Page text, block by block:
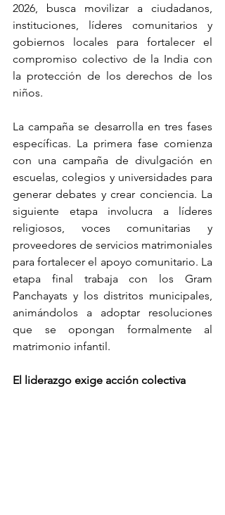
2026, busca movilizar a ciudadanos,
instituciones, líderes comunitarios y
gobiernos locales para fortalecer el
compromiso colectivo de la India con
la protección de los derechos de los
niños.
La campaña se desarrolla en tres fases
específicas. La primera fase comienza
con una campaña de divulgación en
escuelas, colegios y universidades para
generar debates y crear conciencia. La
siguiente etapa involucra a líderes
religiosos, voces comunitarias y
proveedores de servicios matrimoniales
para fortalecer el apoyo comunitario. La
etapa final trabaja con los Gram
Panchayats y los distritos municipales,
animándolos a adoptar resoluciones
que se opongan formalmente al
matrimonio infantil.
El liderazgo exige acción colectiva